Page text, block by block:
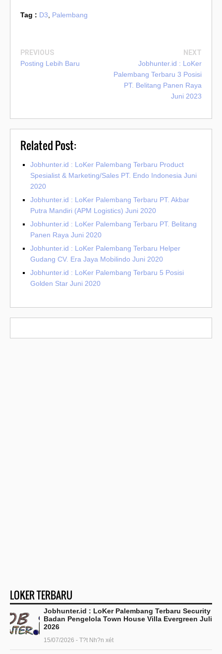
Tag : D3 Palembang
PREVIOUS
Posting Lebih Baru
NEXT
Jobhunter.id : LoKer
Palembang Terbaru 3 Posisi
PT. Belitang Panen Raya
Juni 2023
Related Post:
Jobhunter.id : LoKer Palembang Terbaru Product
Spesialist & Marketing/Sales PT. Endo Indonesia Juni
2020
Jobhunter.id : LoKer Palembang Terbaru PT. Akbar
Putra Mandiri (APM Logistics) Juni 2020
Jobhunter.id : LoKer Palembang Terbaru PT. Belitang
Panen Raya Juni 2020
Jobhunter.id : LoKer Palembang Terbaru Helper
Gudang CV. Era Jaya Mobilindo Juni 2020
Jobhunter.id : LoKer Palembang Terbaru 5 Posisi
Golden Star Juni 2020
LOKER TERBARU
Jobhunter.id : LoKer Palembang Terbaru Security
Badan Pengelola Town House Villa Evergreen Juli
2026
15/07/2026 - T?t Nh?n xét